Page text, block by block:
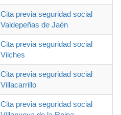
Cita previa seguridad social
Valdepeñas de Jaén
Cita previa seguridad social
Vilches
Cita previa seguridad social
Villacarrillo
Cita previa seguridad social